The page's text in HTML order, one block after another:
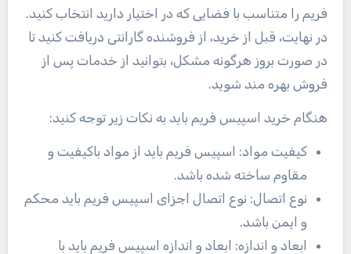
فریم را متناسب با فضایی که در اختیار دارید انتخاب کنید.
در نهایت، قبل از خرید، از فروشنده گارانتی دریافت کنید تا
در صورت بروز هرگونه مشکل، بتوانید از خدمات پس از
فروش بهره مند شوید.
هنگام خرید اسپیس فریم باید به نکات زیر توجه کنید:
کیفیت مواد: اسپیس فریم باید از مواد باکیفیت و
مقاوم ساخته شده باشد.
نوع اتصال: نوع اتصال اجزای اسپیس فریم باید محکم
و ایمن باشد.
ابعاد و اندازه: ابعاد و اندازه اسپیس فریم باید با